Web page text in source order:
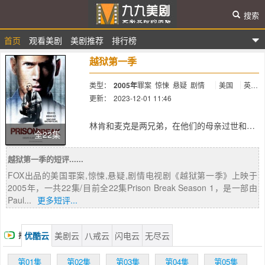
九九美剧
首页 观看美剧 美剧推荐 排行榜
搜索
全22集
越狱第一季
类型： 2005年罪案 惊悚 悬疑 剧情 美国
英
语,西班牙语
更新： 2023-12-01 11:46
林肯和麦克是两兄弟，在他们的母亲过世和父
肯和麦克在天资方面有着天壤之别，哥哥林肯
学习就很优秀，人也很聪明。但是在父母双双
都不在的时候一直是哥哥照顾着弟弟，虽然林
元的高利贷，并且谎称说是母亲的保险。弟弟
筑结构工程师，并且成为了上层社会的人。
林肯为了偿还高额的高利贷，被迫去枪杀一个
人，但当林肯已经做好准备按原计划来到停车
越狱第一季的短评......
FOX出品的美国罪案,惊悚,悬疑,剧情电视剧《越狱第一季》上映于
2005年，一共22集/目前全22集Prison Break Season 1，是一部由
Paul... 更多短评...
播优酷云 美剧云 八戒云 闪电云 无尽云
第01集 第02集 第03集 第04集 第05集